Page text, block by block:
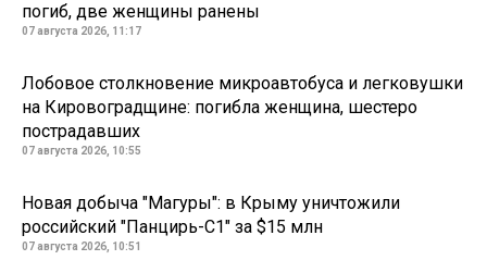
погиб, две женщины ранены
07 августа 2026, 11:17
Лобовое столкновение микроавтобуса и легковушки
на Кировоградщине: погибла женщина, шестеро
пострадавших
07 августа 2026, 10:55
Новая добыча "Магуры": в Крыму уничтожили
российский "Панцирь-С1" за $15 млн
07 августа 2026, 10:51